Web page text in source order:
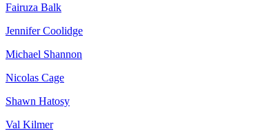
Fairuza Balk
Jennifer Coolidge
Michael Shannon
Nicolas Cage
Shawn Hatosy
Val Kilmer